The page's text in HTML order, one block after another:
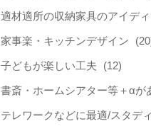
適材適所の収納家具のアイデ
家事楽・キッチンデザイン
子どもが楽しい工夫 (12)
書斎・ホームシアター等＋αが
テレワークなどに最適/スタデ